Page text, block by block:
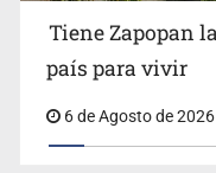
Flags
Tiene Zapopan
país para vivir
6 de Agosto de 2026